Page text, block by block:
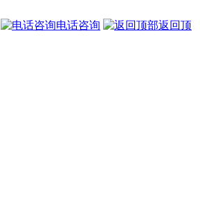
电话咨询
返回顶